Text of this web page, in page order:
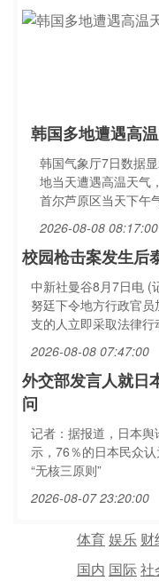
韩国多地遭遇高
韩国气象厅7日数据
地当天遭遇高温天气
首尔芦原区当天下午
2026-08-08 08:17:00
校园枪击案发生后
中新社曼谷8月7日电 (
努廷下令地方行政官
支的人立即采取法律行
2026-08-08 07:47:00
外交部发言人就日
问
记者：据报道，日本
示，76％的日本民众
“无核三原则”
2026-08-07 23:20:00
体育娱乐 财
国内 国际社